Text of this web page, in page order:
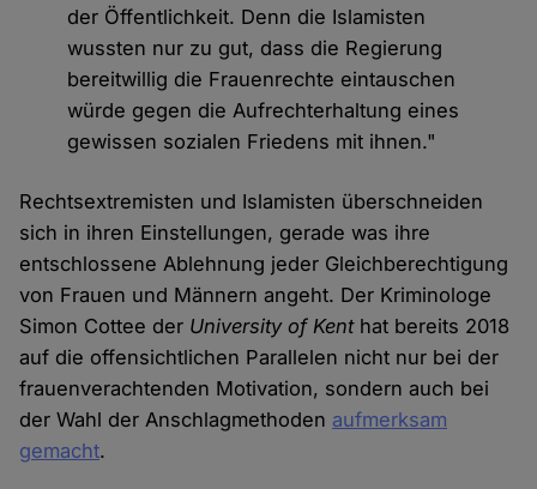
der Öffentlichkeit. Denn die Islamisten
wussten nur zu gut, dass die Regierung
bereitwillig die Frauenrechte eintauschen
würde gegen die Aufrechterhaltung eines
gewissen sozialen Friedens mit ihnen."
Rechtsextremisten und Islamisten überschneiden
sich in ihren Einstellungen, gerade was ihre
entschlossene Ablehnung jeder Gleichberechtigung
von Frauen und Männern angeht. Der Kriminologe
Simon Cottee der University of Kenthat bereits 2018
auf die offensichtlichen Parallelen nicht nur bei der
frauenverachtenden Motivation, sondern auch bei
der Wahl der Anschlagmethoden aufmerksam
gemacht.